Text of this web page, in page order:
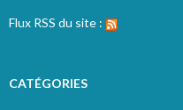
Flux RSS du site :
CATÉGORIES